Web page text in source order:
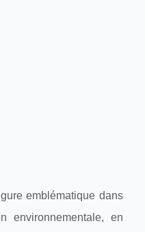
emblématique dans
environnementale, en